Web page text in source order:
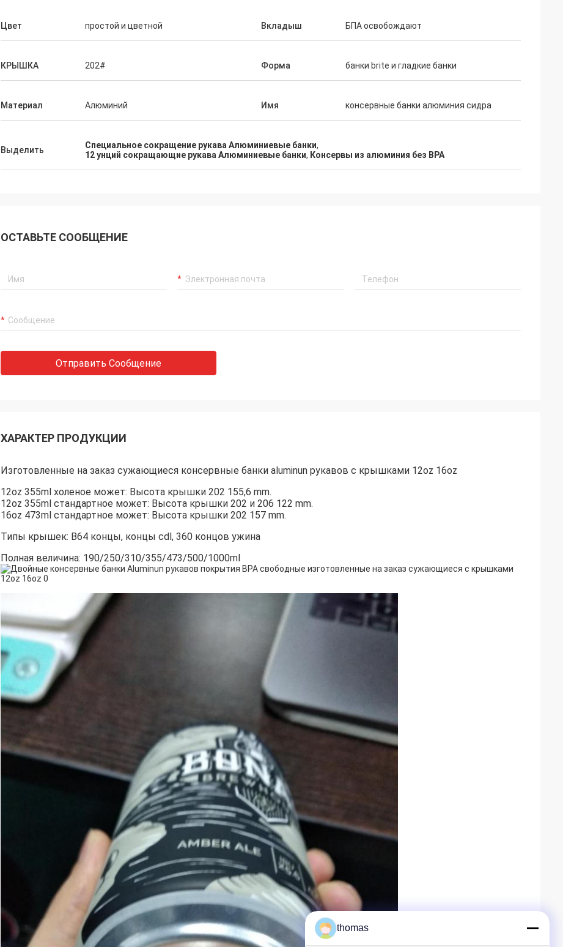
Марк от США
Цвет простой и цветной Вкладыш БПА освобождают
КРЫШКА 202# Форма банки brite и гладкие банки
Материал Алюминий Имя консервные банки алюминия сидра
Выделить Специальное сокращение рукава Алюминиевые банки,
12 унций сокращающие рукава Алюминиевые банки, Консервы из алюминия без BPA
ОСТАВЬТЕ СООБЩЕНИЕ
Отправить Сообщение
ХАРАКТЕР ПРОДУКЦИИ
Изготовленные на заказ сужающиеся консервные банки aluminun рукавов с крышками 12oz 16oz
12oz 355ml холеное может: Высота крышки 202 155,6 mm.
12oz 355ml стандартное может: Высота крышки 202 и 206 122 mm.
16oz 473ml стандартное может: Высота крышки 202 157 mm.
Типы крышек: B64 концы, концы cdl, 360 концов ужина
Полная величина: 190/250/310/355/473/500/1000ml
thomas